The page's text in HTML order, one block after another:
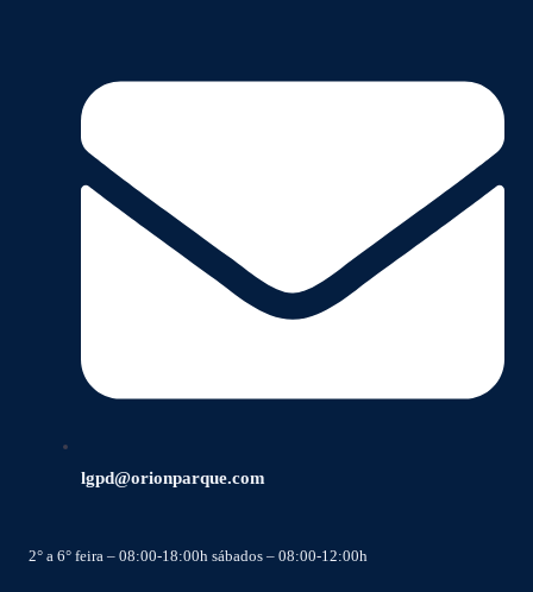
lgpd@orionparque.com
2° a 6° feira – 08:00-18:00h sábados – 08:00-12:00h